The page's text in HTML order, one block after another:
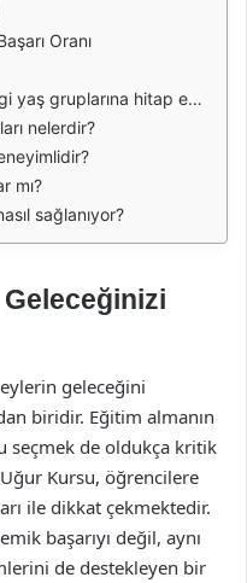
Oranı
gruplarına hitap ediyor?
nelerdir?
mı?
sağlanıyor?
geleceğini
biridir. Eğitim almanın
seçmek de oldukça kritik
Kursu, öğrencilere
ile dikkat çekmektedir.
başarıyı değil, aynı
de destekleyen bir